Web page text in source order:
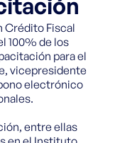
de Enseñanza a
Distancia
Programa de
Fiscal para
Capacitación
Crédito Fiscal
100% de los
para el
vicepresidente
electrónico
entre ellas